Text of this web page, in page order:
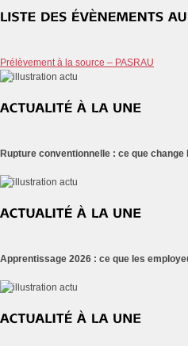
Prélèvement à la source – PASRAU
Rupture conventionnelle : ce que
Apprentissage 2026 : ce que les